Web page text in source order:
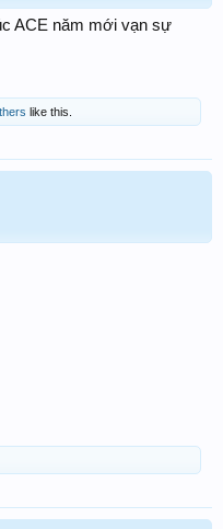
ACE năm mới vạn sự
like this.